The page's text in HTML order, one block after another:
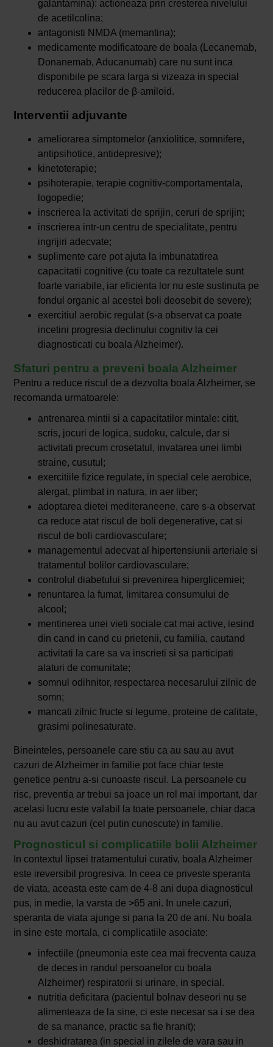
galantamina): actioneaza prin cresterea nivelului
de acetilcolina;
antagonisti NMDA (memantina);
medicamente modificatoare de boala (Lecanemab,
Donanemab, Aducanumab) care nu sunt inca
disponibile pe scara larga si vizeaza in special
reducerea placilor de β-amiloid.
Interventii adjuvante
ameliorarea simptomelor (anxiolitice, somnifere,
antipsihotice, antidepresive);
kinetoterapie;
psihoterapie, terapie cognitiv-comportamentala,
logopedie;
inscrierea la activitati de sprijin, ceruri de sprijin;
inscrierea intr-un centru de specialitate, pentru
ingrijiri adecvate;
suplimente care pot ajuta la imbunatatirea
capacitatii cognitive (cu toate ca rezultatele sunt
foarte variabile, iar eficienta lor nu este sustinuta pe
fondul organic al acestei boli deosebit de severe);
exercitiul aerobic regulat (s-a observat ca poate
incetini progresia declinului cognitiv la cei
diagnosticati cu boala Alzheimer).
Sfaturi pentru a preveni boala Alzheimer
Pentru a reduce riscul de a dezvolta boala Alzheimer, se
recomanda urmatoarele:
antrenarea mintii si a capacitatilor mintale: citit,
scris, jocuri de logica, sudoku, calcule, dar si
activitati precum crosetatul, invatarea unei limbi
straine, cusutul;
exercitiile fizice regulate, in special cele aerobice,
alergat, plimbat in natura, in aer liber;
adoptarea dietei mediteraneene, care s-a observat
ca reduce atat riscul de boli degenerative, cat si
riscul de boli cardiovasculare;
managementul adecvat al hipertensiunii arteriale si
tratamentul bolilor cardiovasculare;
controlul diabetului si prevenirea hiperglicemiei;
renuntarea la fumat, limitarea consumului de
alcool;
mentinerea unei vieti sociale cat mai active, iesind
din cand in cand cu prietenii, cu familia, cautand
activitati la care sa va inscrieti si sa participati
alaturi de comunitate;
somnul odihnitor, respectarea necesarului zilnic de
somn;
mancati zilnic fructe si legume, proteine de calitate,
grasimi polinesaturate.
Bineinteles, persoanele care stiu ca au sau au avut
cazuri de Alzheimer in familie pot face chiar teste
genetice pentru a-si cunoaste riscul. La persoanele cu
risc, preventia ar trebui sa joace un rol mai important, dar
acelasi lucru este valabil la toate persoanele, chiar daca
nu au avut cazuri (cel putin cunoscute) in familie.
Prognosticul si complicatiile bolii Alzheimer
In contextul lipsei tratamentului curativ, boala Alzheimer
este ireversibil progresiva. In ceea ce priveste speranta
de viata, aceasta este cam de 4-8 ani dupa diagnosticul
pus, in medie, la varsta de >65 ani. In unele cazuri,
speranta de viata ajunge si pana la 20 de ani. Nu boala
in sine este mortala, ci complicatiile asociate:
infectiile (pneumonia este cea mai frecventa cauza
de deces in randul persoanelor cu boala
Alzheimer) respiratorii si urinare, in special.
nutritia deficitara (pacientul bolnav deseori nu se
alimenteaza de la sine, ci este necesar sa i se dea
de sa manance, practic sa fie hranit);
deshidratarea (in special in zilele de vara sau in